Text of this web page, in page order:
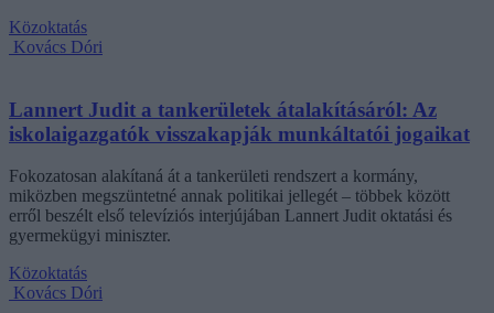
Közoktatás
Kovács Dóri
Lannert Judit a tankerületek átalakításáról: Az
iskolaigazgatók visszakapják munkáltatói jogaikat
Fokozatosan alakítaná át a tankerületi rendszert a kormány,
miközben megszüntetné annak politikai jellegét – többek között
erről beszélt első televíziós interjújában Lannert Judit oktatási és
gyermekügyi miniszter.
Közoktatás
Kovács Dóri